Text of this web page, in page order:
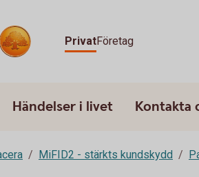
PrivatFöretag
Händelser i livet Kontakta
MiFID2 - stärkts kundskydd